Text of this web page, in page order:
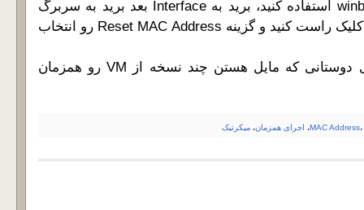
اگه هم می خواید از winbox استفاده کنید، برید به Interface بعد برید به سربرگ
Ethernet و روی ether1 کلیک راست کنید و گزینه Reset MAC Address رو انتخاب
امیدوارم این پست برای دوستانی که مایل هستن چند نسخه از VM رو همزمان
MAC Address، ، اجرای همزمان، میکرتیک